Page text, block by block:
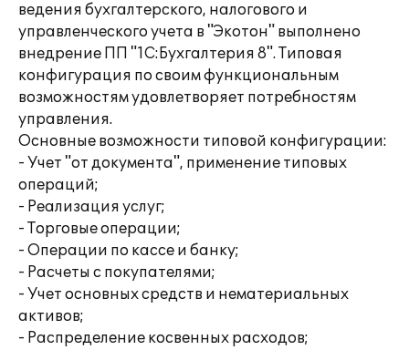
ведения бухгалтерского, налогового и
управленческого учета в "Экотон" выполнено
внедрение ПП "1С:Бухгалтерия 8". Типовая
конфигурация по своим функциональным
возможностям удовлетворяет потребностям
управления.
Основные возможности типовой конфигурации:
- Учет "от документа", применение типовых
операций;
- Реализация услуг;
- Торговые операции;
- Операции по кассе и банку;
- Расчеты с покупателями;
- Учет основных средств и нематериальных
активов;
- Распределение косвенных расходов;